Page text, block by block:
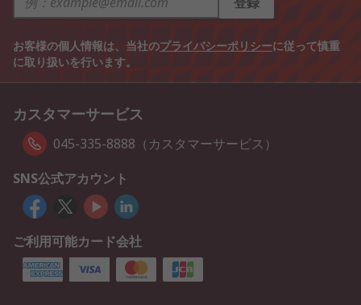
お客様の個人情報は、当社のプライバシーポリシーに従って慎重
に取り扱いを行います。
カスタマーサービス
045-335-8888（カスタマーサービス）
SNS公式アカウント
ご利用可能カード会社